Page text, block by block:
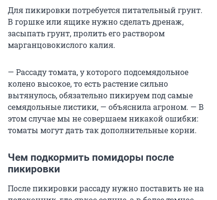
Для пикировки потребуется питательный грунт.
В горшке или ящике нужно сделать дренаж,
засыпать грунт, пролить его раствором
марганцовокислого калия.
— Рассаду томата, у которого подсемядольное
колено высокое, то есть растение сильно
вытянулось, обязательно пикируем под самые
семядольные листики, — объяснила агроном. — В
этом случае мы не совершаем никакой ошибки:
томаты могут дать так дополнительные корни.
Чем подкормить помидоры после
пикировки
После пикировки рассаду нужно поставить не на